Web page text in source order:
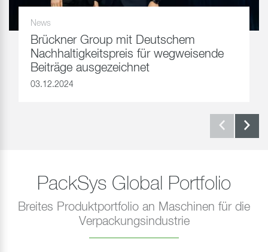
News
Brückner Group mit Deutschem
Nachhaltigkeitspreis für wegweisende
Beiträge ausgezeichnet
03.12.2024
PackSys Global Portfolio
Breites Produktportfolio an Maschinen für die
Verpackungsindustrie